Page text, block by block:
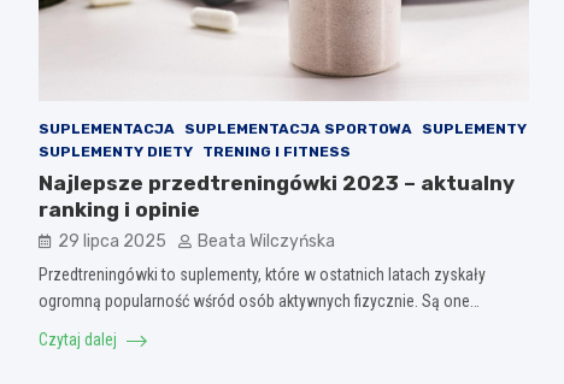
SUPLEMENTACJA SUPLEMENTACJA SPORTOWA
SUPLEMENTY
SUPLEMENTY DIETY
TRENING I FITNESS
Najlepsze przedtreningówki 2023 – aktualny
ranking i opinie
29 lipca 2025 Beata Wilczyńska
Przedtreningówki to suplementy, które w ostatnich latach zyskały
ogromną popularność wśród osób aktywnych fizycznie. Są one…
Czytaj dalej